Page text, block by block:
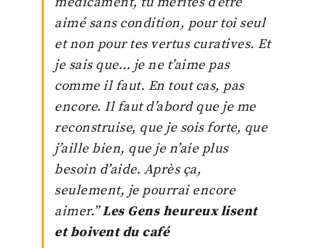
aimé sans condition, pour toi seul
et non pour tes vertus curatives. Et
je sais que… je ne t’aime pas
comme il faut. En tout cas, pas
encore. Il faut d’abord que je me
reconstruise, que je sois forte, que
j’aille bien, que je n’aie plus
besoin d’aide. Après ça,
seulement, je pourrai encore
aimer.”Les Gens heureux lisent
et boivent du café